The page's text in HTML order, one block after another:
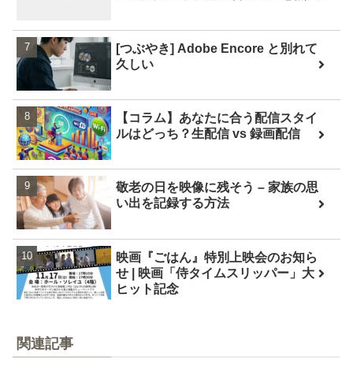
[つぶやき] Adobe Encore と別れて
久しい
【コラム】あなたに合う配信スタイ
ルはどっち？生配信 vs 録画配信
敬老の日を映像に残そう – 家族の思
い出を記録する方法
映画『ごはん』特別上映会のお知ら
せ | 映画「侍タイムスリッパー」大
ヒット記念
関連記事